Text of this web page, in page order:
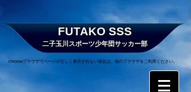
FUTAKO SSS
二子玉川スポーツ少年団サッカー部
chromeブラウザでページが正しく表示されない場合は、他のブラウザをご利用ください。